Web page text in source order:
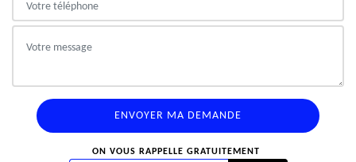
ON VOUS RAPPELLE GRATUITEMENT